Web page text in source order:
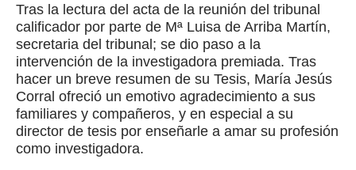
Tras la lectura del acta de la reunión del tribunal
calificador por parte de Mª Luisa de Arriba Martín,
secretaria del tribunal; se dio paso a la
intervención de la investigadora premiada. Tras
hacer un breve resumen de su Tesis, María Jesús
Corral ofreció un emotivo agradecimiento a sus
familiares y compañeros, y en especial a su
director de tesis por enseñarle a amar su profesión
como investigadora.